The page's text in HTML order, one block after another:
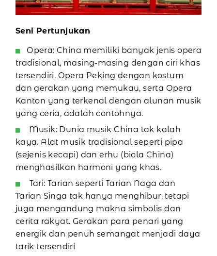
Seni Pertunjukan
Opera: China memiliki banyak jenis opera
tradisional, masing-masing dengan ciri khas
tersendiri. Opera Peking dengan kostum
dan gerakan yang memukau, serta Opera
Kanton yang terkenal dengan alunan musik
yang ceria, adalah contohnya.
Musik: Dunia musik China tak kalah
kaya. Alat musik tradisional seperti pipa
(sejenis kecapi) dan erhu (biola China)
menghasilkan harmoni yang khas.
Tari: Tarian seperti Tarian Naga dan
Tarian Singa tak hanya menghibur, tetapi
juga mengandung makna simbolis dan
cerita rakyat. Gerakan para penari yang
energik dan penuh semangat menjadi daya
tarik tersendiri